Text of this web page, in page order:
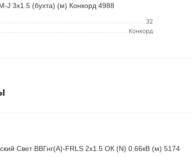
J 3х1.5 (бухта) (м) Конкорд 4988
32
Конкорд
Свет ВВГнг(А)-FRLS 2х1.5 ОК (N) 0.66кВ (м) 5174